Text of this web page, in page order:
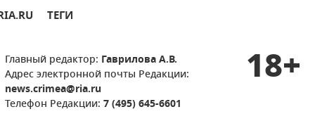
ТЕГИ
Главный редактор: Гаврилова А.В.
Адрес электронной почты Редакции:
news.crimea@ria.ru
Телефон Редакции: 7 (495) 645-6601
18+